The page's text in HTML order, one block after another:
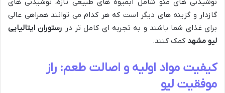
گازدار و گزینه های دیگر است که هر کدام می توانند همراهی عالی
برای غذای شما باشند و به تجربه ای کامل تر در رستوران ایتالیایی
لیو مشهد کمک کنند.
کیفیت مواد اولیه و اصالت طعم: راز
موفقیت لیو